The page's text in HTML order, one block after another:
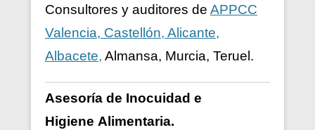
Consultores y auditores de APPCC
Valencia, Castellón, Alicante,
Albacete, Almansa, Murcia, Teruel.
Asesoría de Inocuidad e
Higiene Alimentaria.